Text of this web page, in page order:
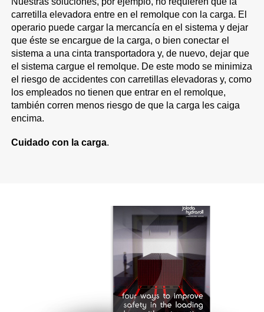
carretilla elevadora entre en el remolque con la carga. El
operario puede cargar la mercancía en el sistema y dejar
que éste se encargue de la carga, o bien conectar el
sistema a una cinta transportadora y, de nuevo, dejar que
el sistema cargue el remolque. De este modo se minimiza
el riesgo de accidentes con carretillas elevadoras y, como
los empleados no tienen que entrar en el remolque,
también corren menos riesgo de que la carga les caiga
encima.
Cuidado con la carga.